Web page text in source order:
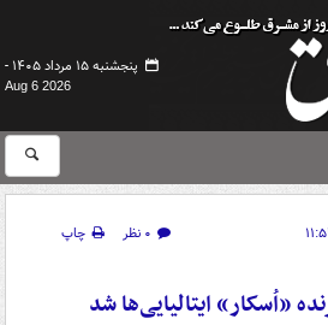
پنجشنبه ۱۵ مرداد ۱۴۰۵ -
Aug 6 2026
۰ نظر
چاپ
«اُسکار» ایتالیایی‌ها شد